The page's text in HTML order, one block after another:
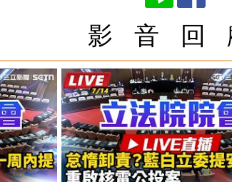
影 音 回